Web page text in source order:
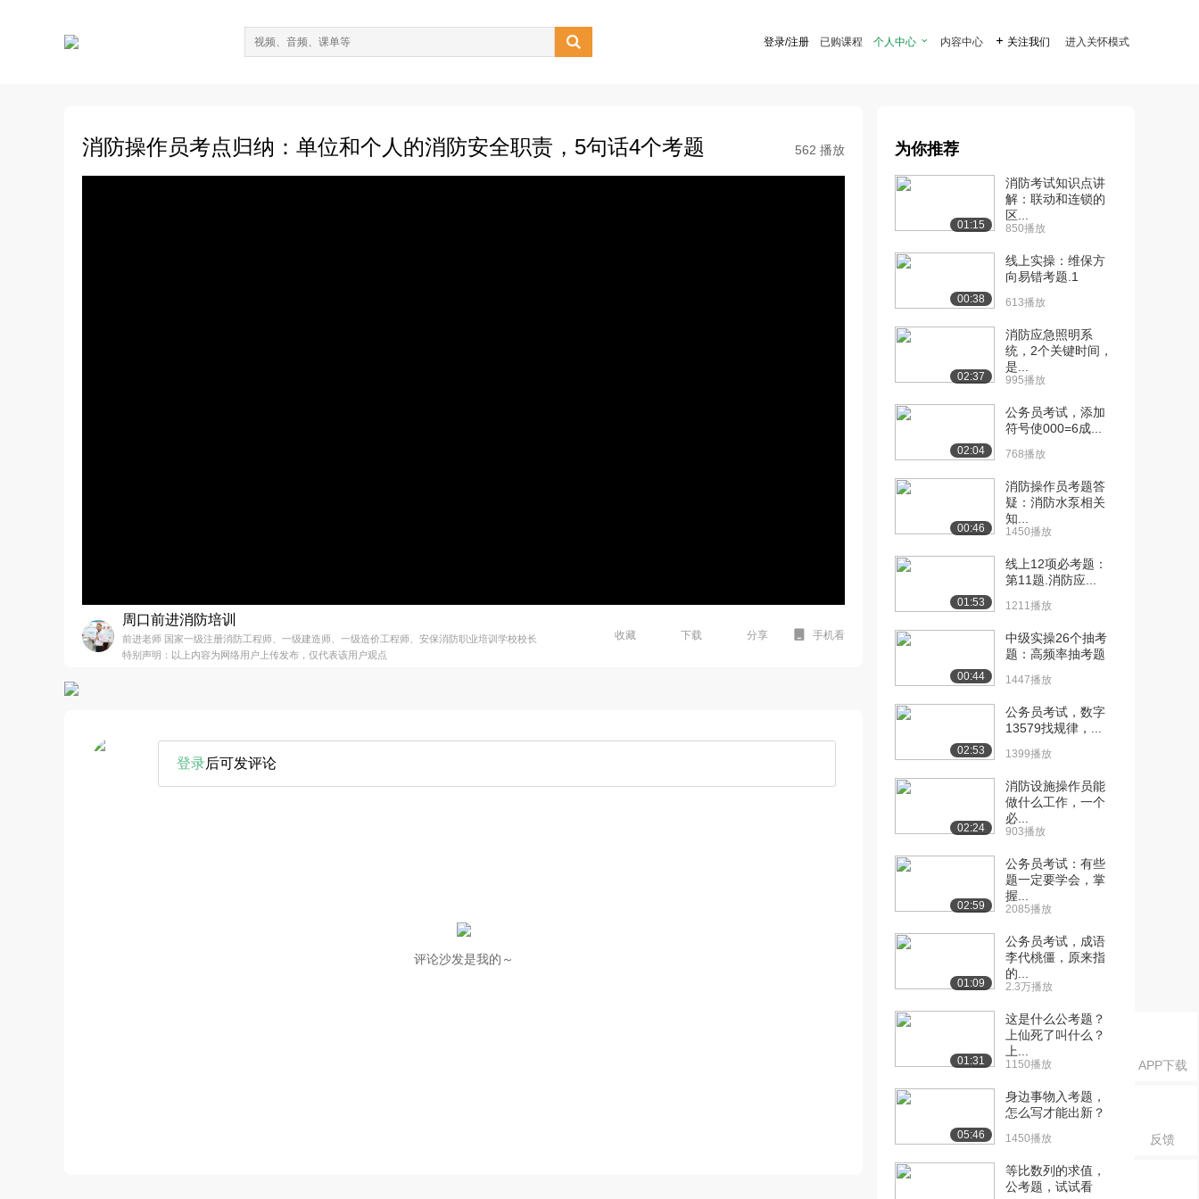
 登录/注册 已购课程 个人中心  内容中心  关注我们 进入关怀模式
APP下载
反馈
消防操作员考点归纳：单位和个人的消防安全职责，5句话4个考题 562 播放
周口前进消防培训
前进老师 国家一级注册消防工程师、一级建造师、一级造价工程师、安保消防职业培训学校校长
特别声明：以上内容为网络用户上传发布，仅代表该用户观点
收藏 下载 分享 手机看
登录后可发评论
评论沙发是我的～
为你推荐
01:15
消防考试知识点讲
解：联动和连锁的
区...
850播放
00:38
线上实操：维保方
向易错考题.1
613播放
02:37
消防应急照明系
统，2个关键时间，
是...
995播放
02:04
公务员考试，添加
符号使000=6成...
768播放
00:46
消防操作员考题答
疑：消防水泵相关
知...
1450播放
01:53
线上12项必考题：
第11题.消防应...
1211播放
00:44
中级实操26个抽考
题：高频率抽考题
1447播放
02:53
公务员考试，数字
13579找规律，...
1399播放
02:24
消防设施操作员能
做什么工作，一个
必...
903播放
02:59
公务员考试：有些
题一定要学会，掌
握...
2085播放
01:09
公务员考试，成语
李代桃僵，原来指
的...
2.3万播放
01:31
这是什么公考题？
上仙死了叫什么？
上...
1150播放
05:46
身边事物入考题，
怎么写才能出新？
1450播放
等比数列的求值，
公考题，试试看